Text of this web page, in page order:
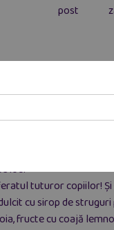
iod.
tuturor copiilor!
cu sirop de
fructe cu coajă